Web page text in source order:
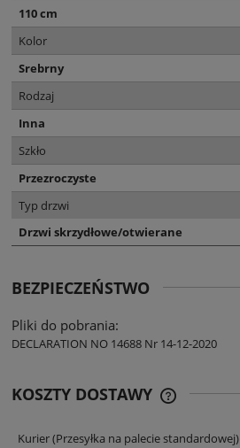
110 cm
Kolor
Srebrny
Rodzaj
Inna
Szkło
Przezroczyste
Typ drzwi
Drzwi skrzydłowe/otwierane
BEZPIECZEŃSTWO
Pliki do pobrania:
DECLARATION NO 14688 Nr 14-12-2020
KOSZTY DOSTAWY
Kurier(Przesyłka na palecie standardowej)